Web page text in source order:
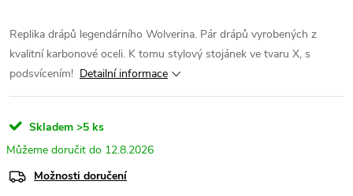
Replika drápů legendárního Wolverina. Pár drápů vyrobených z
kvalitní karbonové oceli. K tomu stylový stojánek ve tvaru X, s
podsvícením! Detailní informace
Skladem >5 ks
12.8.2026
Možnosti doručení